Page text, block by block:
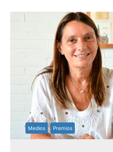
Medios Premios